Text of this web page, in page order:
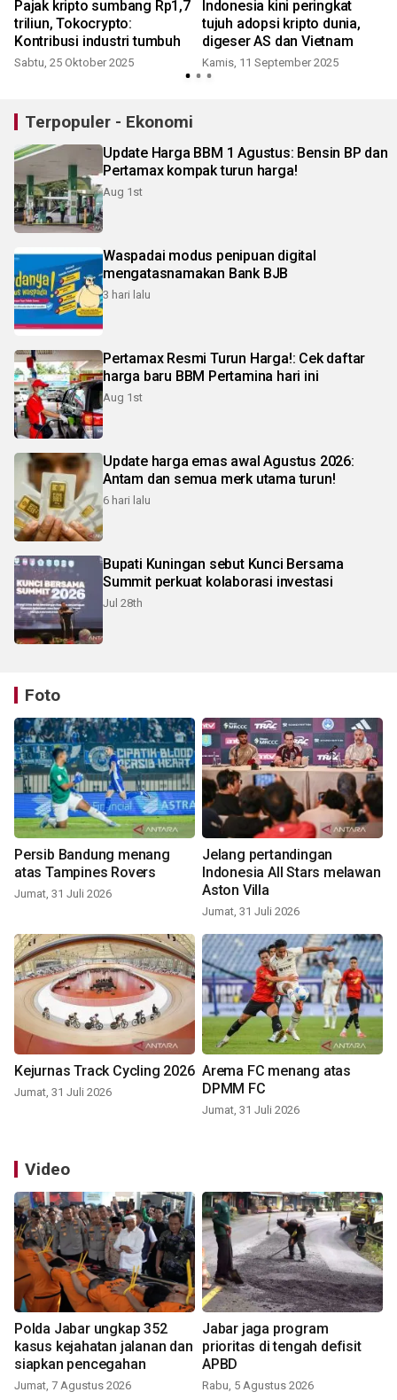
Pajak kripto sumbang Rp1,7
triliun, Tokocrypto:
Kontribusi industri tumbuh
Sabtu, 25 Oktober 2025
Indonesia kini peringkat
tujuh adopsi kripto dunia,
digeser AS dan Vietnam
Kamis, 11 September 2025
Terpopuler - Ekonomi
Update Harga BBM 1 Agustus: Bensin BP dan
Pertamax kompak turun harga!
Aug 1st
Waspadai modus penipuan digital
mengatasnamakan Bank BJB
3 hari lalu
Pertamax Resmi Turun Harga!: Cek daftar
harga baru BBM Pertamina hari ini
Aug 1st
Update harga emas awal Agustus 2026:
Antam dan semua merk utama turun!
6 hari lalu
Bupati Kuningan sebut Kunci Bersama
Summit perkuat kolaborasi investasi
Jul 28th
Foto
Persib Bandung menang
atas Tampines Rovers
Jumat, 31 Juli 2026
Jelang pertandingan
Indonesia All Stars melawan
Aston Villa
Jumat, 31 Juli 2026
Kejurnas Track Cycling 2026
Jumat, 31 Juli 2026
Arema FC menang atas
DPMM FC
Jumat, 31 Juli 2026
Video
Polda Jabar ungkap 352
kasus kejahatan jalanan dan
siapkan pencegahan
Jumat, 7 Agustus 2026
Jabar jaga program
prioritas di tengah defisit
APBD
Rabu, 5 Agustus 2026